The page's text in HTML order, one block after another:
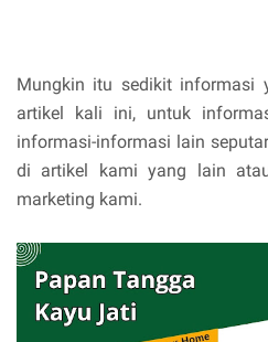
Mungkin itu sedikit informasi
artikel kali ini, untuk
informasi-informasi lain
di artikel kami yang lain
marketing kami.